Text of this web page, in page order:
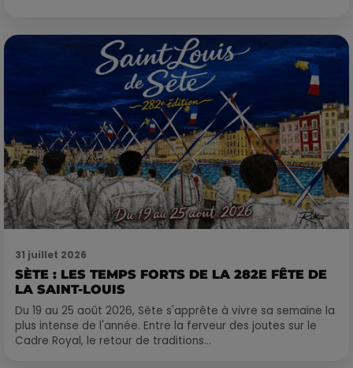
31 juillet 2026
SÈTE : LES TEMPS FORTS DE LA 282E FÊTE DE
LA SAINT-LOUIS
Du 19 au 25 août 2026, Sète s'apprête à vivre sa semaine la
plus intense de l'année. Entre la ferveur des joutes sur le
Cadre Royal, le retour de traditions...